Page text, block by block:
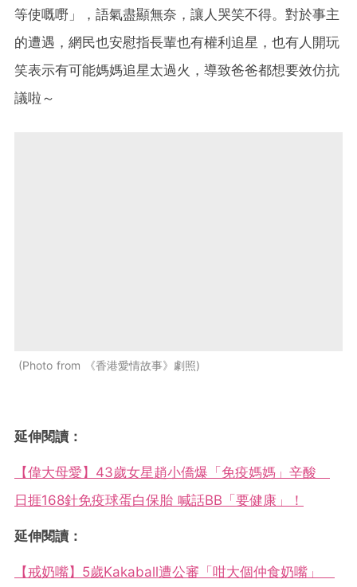
等使嘅嘢」，語氣盡顯無奈，讓人哭笑不得。對於事主
的遭遇，網民也安慰指長輩也有權利追星，也有人開玩
笑表示有可能媽媽追星太過火，導致爸爸都想要效仿抗
議啦～
Photo from 《香港愛情故事》劇照
延伸閱讀：
【偉大母愛】43歲女星趙小僑爆「免疫媽媽」辛酸
日捱168針免疫球蛋白保胎 喊話BB「要健康」！
延伸閱讀：
【戒奶嘴】5歲Kakaball遭公審「咁大個仲食奶嘴」